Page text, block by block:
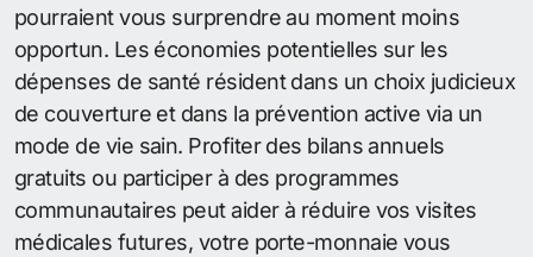
pourraient vous surprendre au moment moins
opportun. Les économies potentielles sur les
dépenses de santé résident dans un choix judicieux
de couverture et dans la prévention active via un
mode de vie sain. Profiter des bilans annuels
gratuits ou participer à des programmes
communautaires peut aider à réduire vos visites
médicales futures, votre porte-monnaie vous